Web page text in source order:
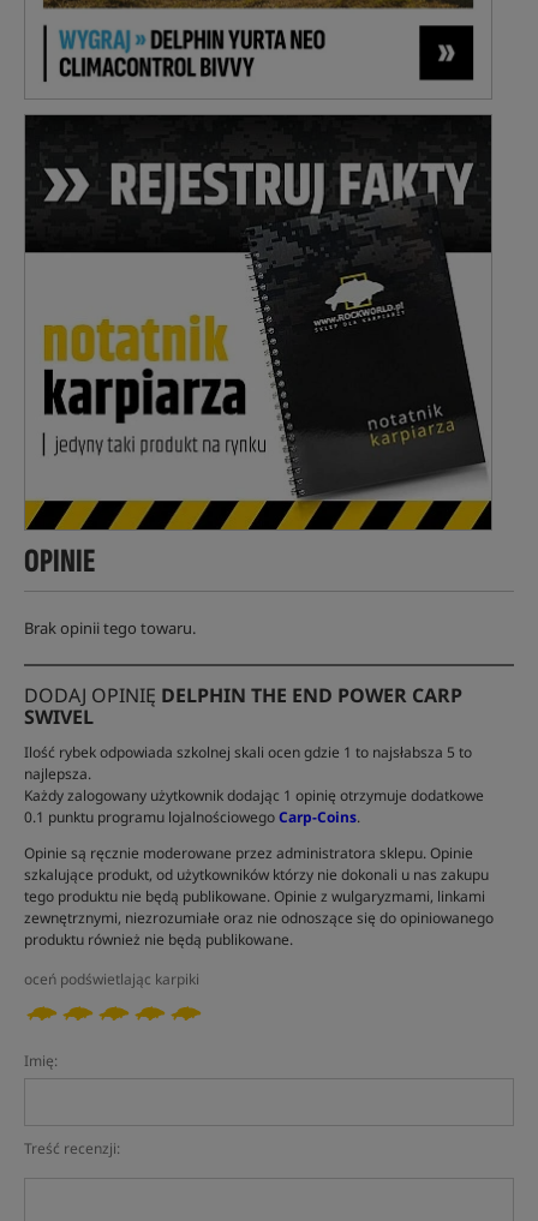
OPINIE
Brak opinii tego towaru.
DODAJ OPINIĘ DELPHIN THE END POWER CARP
SWIVEL
Ilość rybek odpowiada szkolnej skali ocen gdzie 1 to najsłabsza 5 to
najlepsza.
Każdy zalogowany użytkownik dodając 1 opinię otrzymuje dodatkowe
0.1 punktu programu lojalnościowegoCarp-Coins.
Opinie są ręcznie moderowane przez administratora sklepu. Opinie
szkalujące produkt, od użytkowników którzy nie dokonali u nas zakupu
tego produktu nie będą publikowane. Opinie z wulgaryzmami, linkami
zewnętrznymi, niezrozumiałe oraz nie odnoszące się do opiniowanego
produktu również nie będą publikowane.
oceń podświetlając karpiki
Imię:
Treść recenzji: